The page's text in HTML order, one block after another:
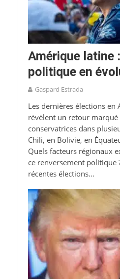
Amérique latine
politique en
Gaspard Estrada
Les dernières élections en
révèlent un retour marqué
conservatrices dans
Chili, en Bolivie, en
Quels facteurs régionaux
ce renversement politique
récentes élections...